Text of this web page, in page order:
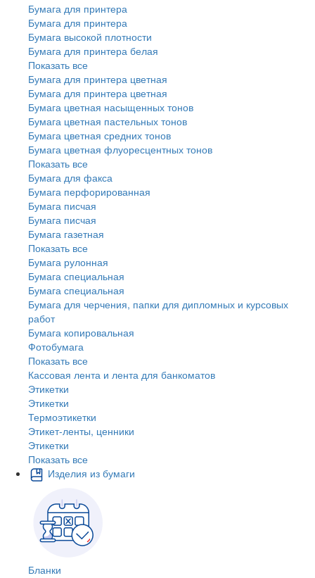
Бумага для принтера
Бумага для принтера
Бумага высокой плотности
Бумага для принтера белая
Показать все
Бумага для принтера цветная
Бумага для принтера цветная
Бумага цветная насыщенных тонов
Бумага цветная пастельных тонов
Бумага цветная средних тонов
Бумага цветная флуоресцентных тонов
Показать все
Бумага для факса
Бумага перфорированная
Бумага писчая
Бумага писчая
Бумага газетная
Показать все
Бумага рулонная
Бумага специальная
Бумага специальная
Бумага для черчения, папки для дипломных и курсовых
работ
Бумага копировальная
Фотобумага
Показать все
Кассовая лента и лента для банкоматов
Этикетки
Этикетки
Термоэтикетки
Этикет-ленты, ценники
Этикетки
Показать все
Изделия из бумаги
Бланки